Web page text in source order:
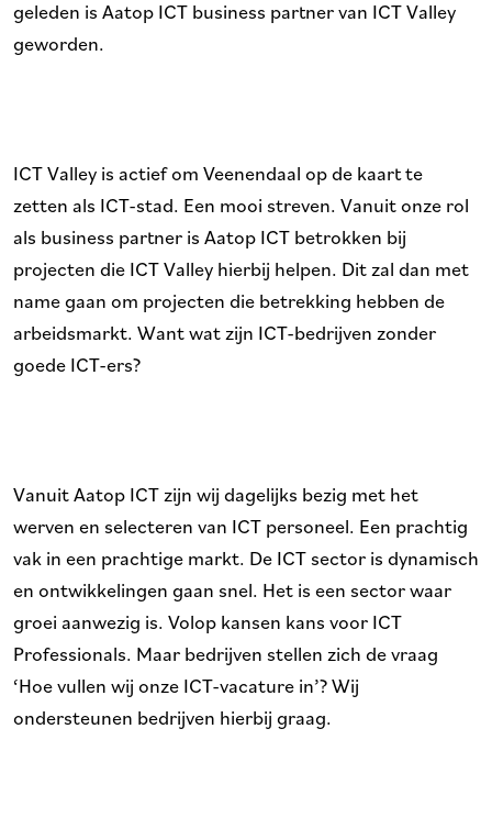
geleden is Aatop ICT business partner van ICT Valley
geworden.
ICT Valley is actief om Veenendaal op de kaart te
zetten als ICT-stad. Een mooi streven. Vanuit onze rol
als business partner is Aatop ICT betrokken bij
projecten die ICT Valley hierbij helpen. Dit zal dan met
name gaan om projecten die betrekking hebben de
arbeidsmarkt. Want wat zijn ICT-bedrijven zonder
goede ICT-ers?
Vanuit Aatop ICT zijn wij dagelijks bezig met het
werven en selecteren van ICT personeel. Een prachtig
vak in een prachtige markt. De ICT sector is dynamisch
en ontwikkelingen gaan snel. Het is een sector waar
groei aanwezig is. Volop kansen kans voor ICT
Professionals. Maar bedrijven stellen zich de vraag
‘Hoe vullen wij onze ICT-vacature in’? Wij
ondersteunen bedrijven hierbij graag.